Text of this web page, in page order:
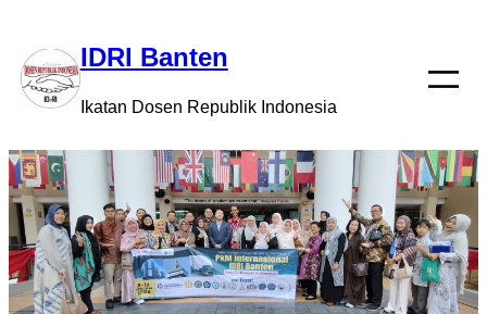
content
IDRI Banten
Ikatan Dosen Republik Indonesia